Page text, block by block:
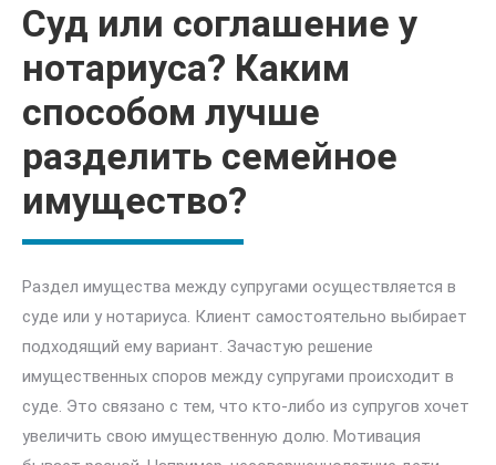
Суд или соглашение у
нотариуса? Каким
способом лучше
разделить семейное
имущество?
Раздел имущества между супругами осуществляется в
суде или у нотариуса. Клиент самостоятельно выбирает
подходящий ему вариант. Зачастую решение
имущественных споров между супругами происходит в
суде. Это связано с тем, что кто-либо из супругов хочет
увеличить свою имущественную долю. Мотивация